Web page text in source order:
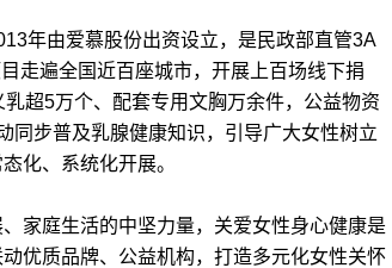
年由爱慕股份出资设立，是民政部直管3A
走遍全国近百座城市，开展上百场线下捐
超5万个、配套专用文胸万余件，公益物资
同步普及乳腺健康知识，引导广大女性树立
化、系统化开展。
庭生活的中坚力量，关爱女性身心健康是
优质品牌、公益机构，打造多元化女性关怀